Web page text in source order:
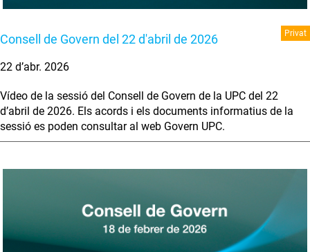
Consell de Govern del 22 d'abril de 2026 Privat
22 d’abr. 2026
Vídeo de la sessió del Consell de Govern de la UPC del 22
d’abril de 2026. Els acords i els documents informatius de la
sessió es poden consultar al web Govern UPC.